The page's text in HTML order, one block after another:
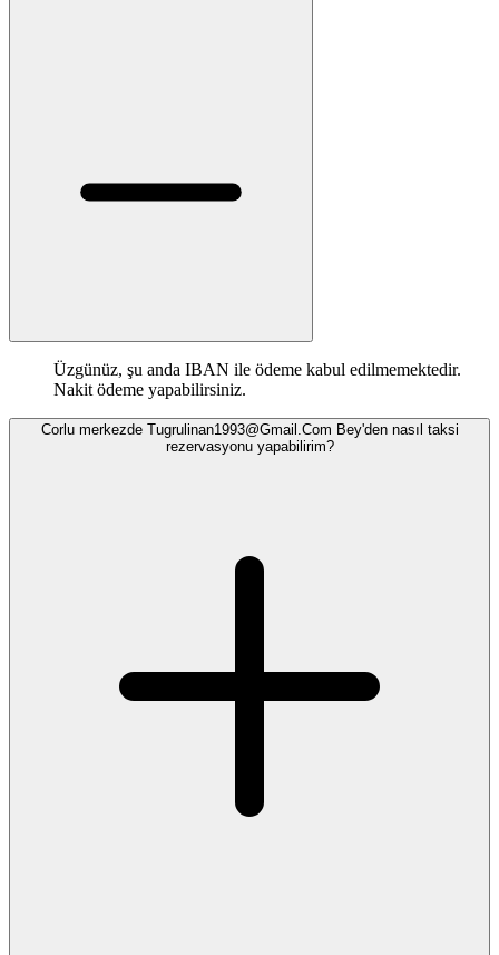
Üzgünüz, şu anda IBAN ile ödeme kabul edilmemektedir.
Nakit ödeme yapabilirsiniz.
Corlu merkezde Tugrulinan1993@Gmail.Com Bey'den nasıl taksi
rezervasyonu yapabilirim?